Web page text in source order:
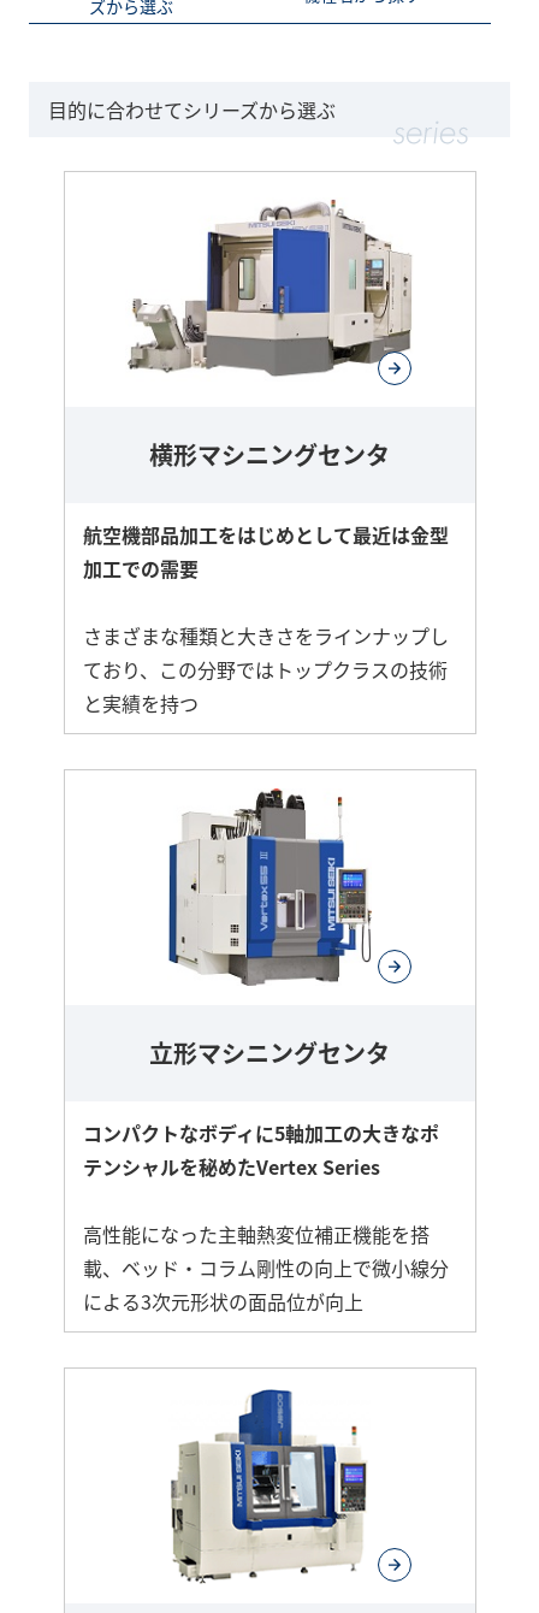
ズから選ぶ
目的に合わせてシリーズから選ぶ
横形マシニングセンタ
航空機部品加工をはじめとして最近は金型
加工での需要
さまざまな種類と大きさをラインナップし
ており、この分野ではトップクラスの技術
と実績を持つ
立形マシニングセンタ
コンパクトなボディに5軸加工の大きなポ
テンシャルを秘めたVertex Series
高性能になった主軸熱変位補正機能を搭
載、ベッド・コラム剛性の向上で微小線分
による3次元形状の面品位が向上